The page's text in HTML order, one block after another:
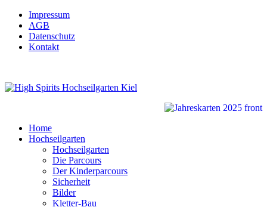
Impressum
AGB
Datenschutz
Kontakt
Home
Hochseilgarten
Hochseilgarten
Die Parcours
Der Kinderparcours
Sicherheit
Bilder
Kletter-Bau